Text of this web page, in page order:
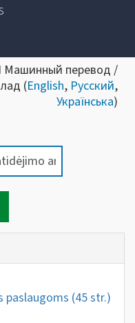
Машинный перевод /
(English, Русский,
Українська)
paslaugoms (45 str.)